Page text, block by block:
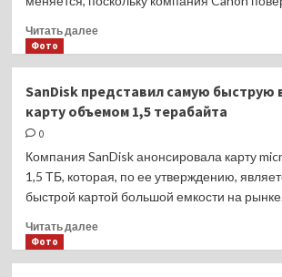
в
ночи
московскому
времени)
Читать далееПрочитать
от
Canon:
будущего
мобильных
камер?
Фото
SanDisk представил самую быструю
карту объемом 1,5 терабайта
0
Компания SanDisk анонсировала карту
1,5 ТБ, которая, по ее утверждению,
быстрой картой большой емкости на
Читать далееПрочитать
Фото